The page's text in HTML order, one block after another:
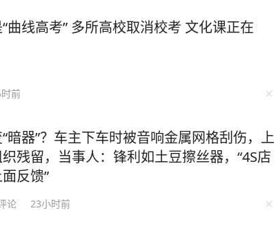
曲线高考” 多所高校取消校考 文化课正在
前
暗器”？车主下车时被音响金属网格刮伤，上
残留，当事人：锋利如土豆擦丝器，“4S店
反馈”
论 23小时前